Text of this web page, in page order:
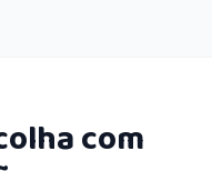
com